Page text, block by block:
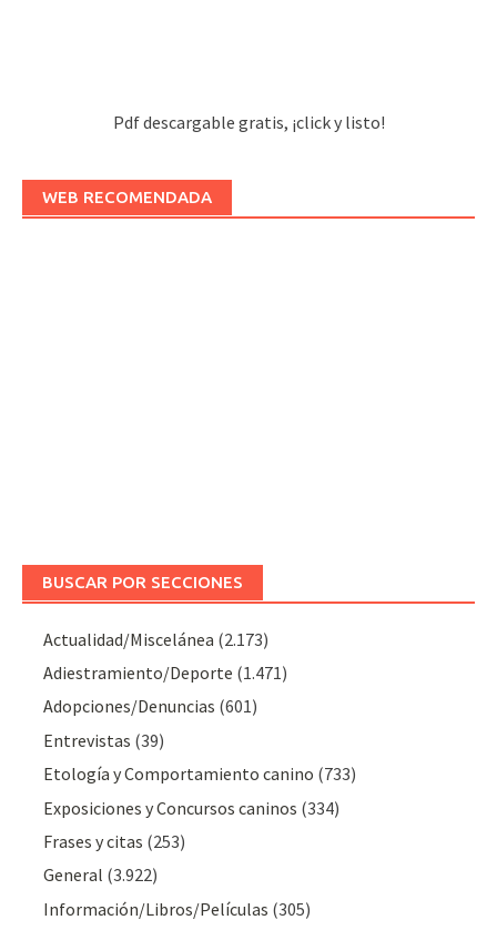
Pdf descargable gratis, ¡click y listo!
WEB RECOMENDADA
BUSCAR POR SECCIONES
Actualidad/Miscelánea (2.173)
Adiestramiento/Deporte (1.471)
Adopciones/Denuncias (601)
Entrevistas (39)
Etología y Comportamiento canino (733)
Exposiciones y Concursos caninos (334)
Frases y citas (253)
General (3.922)
Información/Libros/Películas (305)